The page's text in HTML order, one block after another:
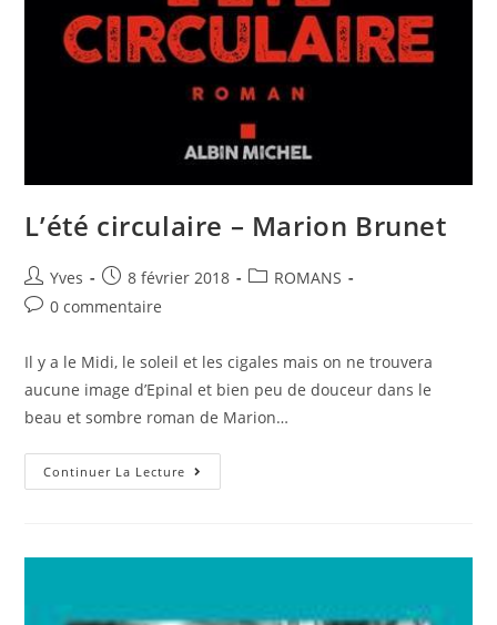
L’été circulaire – Marion Brunet
Yves 8 février 2018
ROMANS
0 commentaire
Il y a le Midi, le soleil et les cigales mais on ne trouvera
aucune image d’Epinal et bien peu de douceur dans le
beau et sombre roman de Marion…
Continuer La Lecture